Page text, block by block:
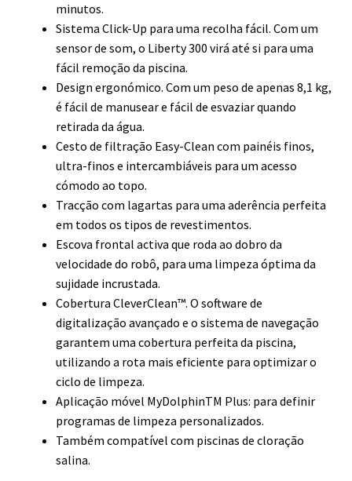
minutos.
Sistema Click-Up para uma recolha fácil. Com um
sensor de som, o Liberty 300 virá até si para uma
fácil remoção da piscina.
Design ergonómico. Com um peso de apenas 8,1 kg,
é fácil de manusear e fácil de esvaziar quando
retirada da água.
Cesto de filtração Easy-Clean com painéis finos,
ultra-finos e intercambiáveis para um acesso
cómodo ao topo.
Tracção com lagartas para uma aderência perfeita
em todos os tipos de revestimentos.
Escova frontal activa que roda ao dobro da
velocidade do robô, para uma limpeza óptima da
sujidade incrustada.
Cobertura CleverClean™. O software de
digitalização avançado e o sistema de navegação
garantem uma cobertura perfeita da piscina,
utilizando a rota mais eficiente para optimizar o
ciclo de limpeza.
Aplicação móvel MyDolphinTM Plus: para definir
programas de limpeza personalizados.
Também compatível com piscinas de cloração
salina.